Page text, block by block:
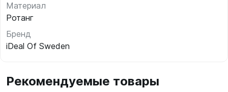
Материал
Ротанг
Бренд
iDeal Of Sweden
Рекомендуемые товары